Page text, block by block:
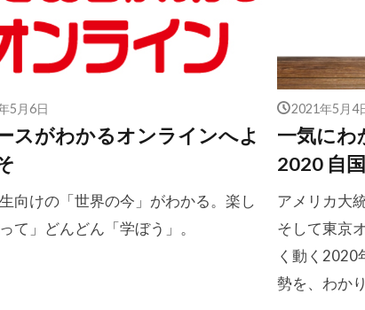
5月6日
スがわかるオンラインへよ
向けの「世界の今」がわかる。楽し
て」どんどん「学ぼう」。
2021年5月4
一気にわ
2020 自
アメリカ大
そして東京
く動く2020
勢を、わか